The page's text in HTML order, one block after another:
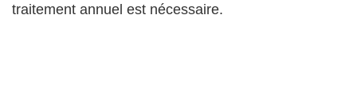
traitement annuel est nécessaire.